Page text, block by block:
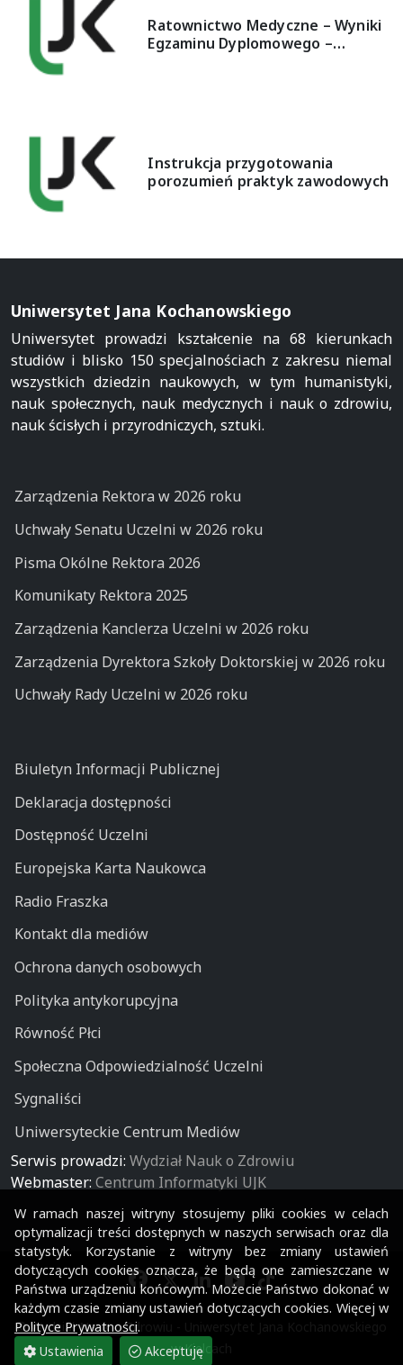
Ratownictwo Medyczne – Wyniki
Egzaminu Dyplomowego –…
Instrukcja przygotowania
porozumień praktyk zawodowych
Uniwersytet Jana Kochanowskiego
Uniwersytet prowadzi kształcenie na 68 kierunkach
studiów i blisko 150 specjalnościach z zakresu niemal
wszystkich dziedzin naukowych, w tym humanistyki,
nauk społecznych, nauk medycznych i nauk o zdrowiu,
nauk ścisłych i przyrodniczych, sztuki.
Zarządzenia Rektora w 2026 roku
Uchwały Senatu Uczelni w 2026 roku
Pisma Okólne Rektora 2026
Komunikaty Rektora 2025
Zarządzenia Kanclerza Uczelni w 2026 roku
Zarządzenia Dyrektora Szkoły Doktorskiej w 2026 roku
Uchwały Rady Uczelni w 2026 roku
Biuletyn Informacji Publicznej
Deklaracja dostępności
Dostępność Uczelni
Europejska Karta Naukowca
Radio Fraszka
Kontakt dla mediów
Ochrona danych osobowych
Polityka antykorupcyjna
Równość Płci
Społeczna Odpowiedzialność Uczelni
Sygnaliści
Uniwersyteckie Centrum Mediów
Serwis prowadzi: Wydział Nauk o Zdrowiu
Webmaster: Centrum Informatyki UJK
© Wydział Nauk o Zdrowiu - Uniwersytet Jana Kochanowskiego
w Kielcach
W ramach naszej witryny stosujemy pliki cookies w celach
optymalizacji treści dostępnych w naszych serwisach oraz dla
statystyk. Korzystanie z witryny bez zmiany ustawień
dotyczących cookies oznacza, że będą one zamieszczane w
Państwa urządzeniu końcowym. Możecie Państwo dokonać w
każdym czasie zmiany ustawień dotyczących cookies. Więcej w
Polityce Prywatności.
Ustawienia
Akceptuję